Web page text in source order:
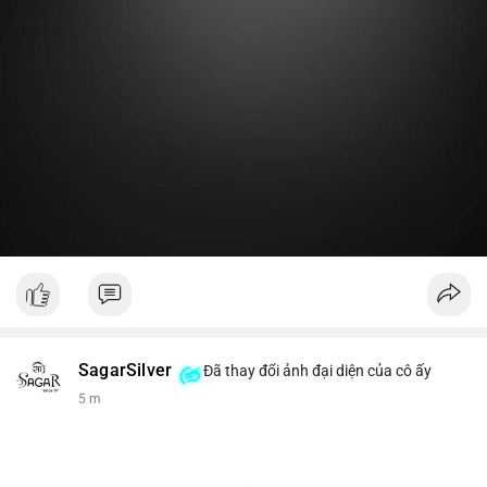
SagarSilver Đã thay đổi ảnh đại diện của cô ấy
5 m